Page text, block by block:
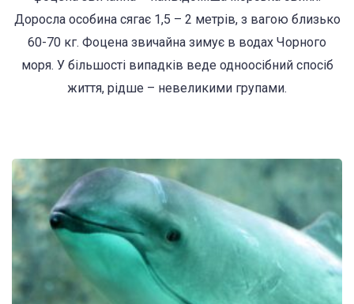
Доросла особина сягає 1,5 – 2 метрів, з вагою близько
60-70 кг. Фоцена звичайна зимує в водах Чорного
моря. У більшості випадків веде одноосібний спосіб
життя, рідше – невеликими групами.